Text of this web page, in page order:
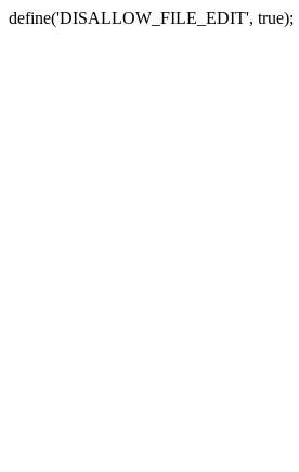
define('DISALLOW_FILE_EDIT', true);